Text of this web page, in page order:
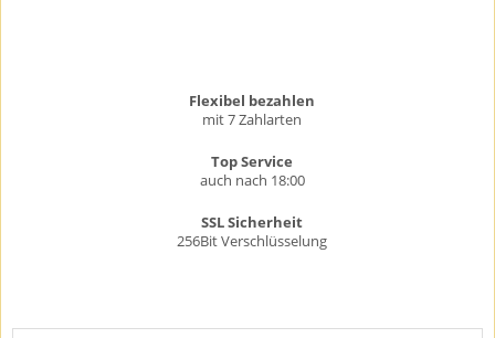
Flexibel bezahlen
mit 7 Zahlarten
Top Service
auch nach 18:00
SSL Sicherheit
256Bit Verschlüsselung